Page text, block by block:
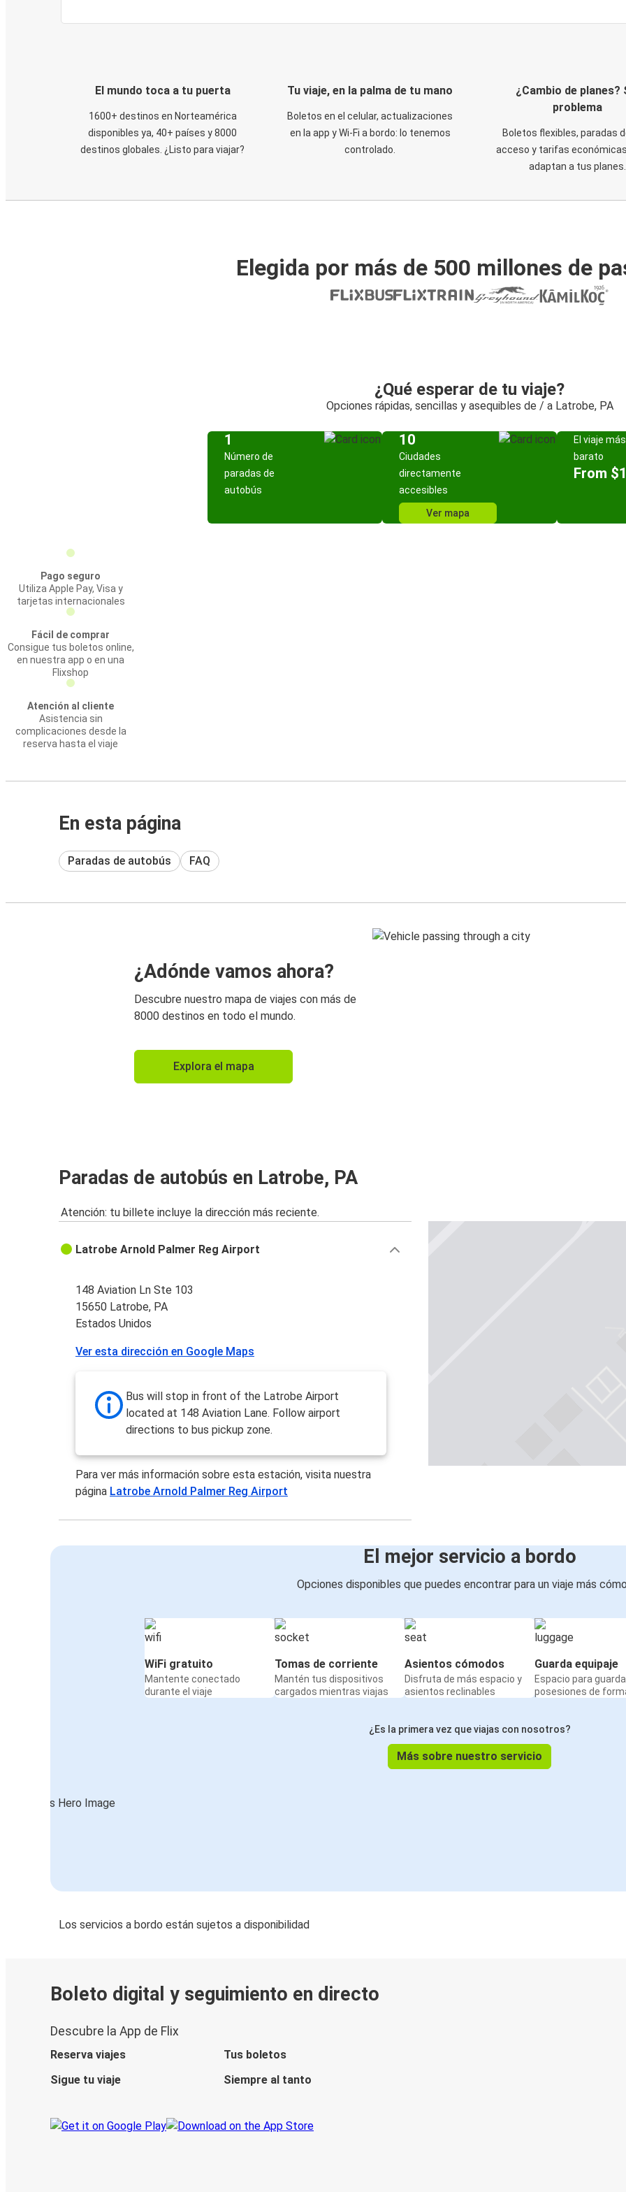
El mundo toca a tu puerta
1600+ destinos en Norteamérica
disponibles ya, 40+ países y 8000
destinos globales. ¿Listo para viajar?
Tu viaje, en la palma de tu mano
Boletos en el celular, actualizaciones
en la app y Wi-Fi a bordo: lo tenemos
controlado.
¿Cambio de planes?
problema
Boletos flexibles, paradas
acceso y tarifas
adaptan a tus planes.
Elegida por más de 500 millones de
¿Qué esperar de tu viaje?
Opciones rápidas, sencillas y asequibles de / a Latrobe, PA
1
Número de
paradas de
autobús
10
Ciudades
directamente
accesibles
Ver mapa
El viaje más
barato
From
Pago seguro
Utiliza Apple Pay, Visa y
tarjetas internacionales
Fácil de comprar
Consigue tus boletos online,
en nuestra app o en una
Flixshop
Atención al cliente
Asistencia sin
complicaciones desde la
reserva hasta el viaje
En esta página
Paradas de autobús FAQ
¿Adónde vamos ahora?
Descubre nuestro mapa de viajes con más de
8000 destinos en todo el mundo.
Explora el mapa
Paradas de autobús en Latrobe, PA
Atención: tu billete incluye la dirección más reciente.
Latrobe Arnold Palmer Reg Airport
148 Aviation Ln Ste 103
15650 Latrobe, PA
Estados Unidos
Ver esta dirección en Google Maps
Bus will stop in front of the Latrobe Airport
located at 148 Aviation Lane. Follow airport
directions to bus pickup zone.
Para ver más información sobre esta estación, visita nuestra
página Latrobe Arnold Palmer Reg Airport
El mejor servicio a bordo
Opciones disponibles que puedes encontrar para un viaje más
WiFi gratuito
Mantente conectado
durante el viaje
Tomas de corriente
Mantén tus dispositivos
cargados mientras viajas
Asientos cómodos
Disfruta de más espacio y
asientos reclinables
Guarda equipaje
Espacio para
posesiones de
¿Es la primera vez que viajas con nosotros?
Más sobre nuestro servicio
Los servicios a bordo están sujetos a disponibilidad
Boleto digital y seguimiento en directo
Descubre la App de Flix
Reserva viajes
Tus boletos
Sigue tu viaje
Siempre al tanto